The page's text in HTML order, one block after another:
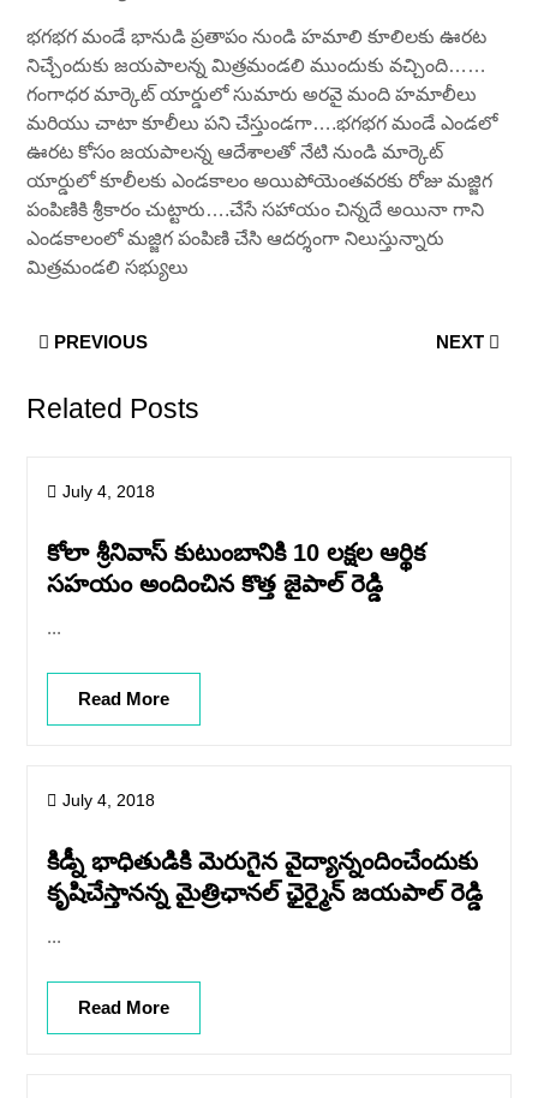
భగభగ మండే భానుడి ప్రతాపం నుండి హమాలి కూలిలకు ఊరట
నిచ్చేందుకు జయపాలన్న మిత్రమండలి ముందుకు వచ్చింది……
గంగాధర మార్కెట్ యార్డులో సుమారు అరవై మంది హమాలీలు
మరియు చాటా కూలీలు పని చేస్తుండగా….భగభగ మండే ఎండలో
ఊరట కోసం జయపాలన్న ఆదేశాలతో నేటి నుండి మార్కెట్
యార్డులో కూలీలకు ఎండకాలం అయిపోయెంతవరకు రోజు మజ్జిగ
పంపిణికి శ్రీకారం చుట్టారు….చేసే సహాయం చిన్నదే అయినా గాని
ఎండకాలంలో మజ్జిగ పంపిణి చేసి ఆదర్శంగా నిలుస్తున్నారు
మిత్రమండలి సభ్యులు
PREVIOUS NEXT
Related Posts
July 4, 2018
కోలా శ్రీనివాస్ కుటుంబానికి 10 లక్షల ఆర్థిక
సహయం అందించిన కొత్త జైపాల్ రెడ్డి
...
Read More
July 4, 2018
కిడ్నీ భాధితుడికి మెరుగైన వైద్యాన్నందించేందుకు
కృషిచేస్తానన్న మైత్రిఛానల్ ఛైర్మైన్ జయపాల్ రెడ్డి
...
Read More